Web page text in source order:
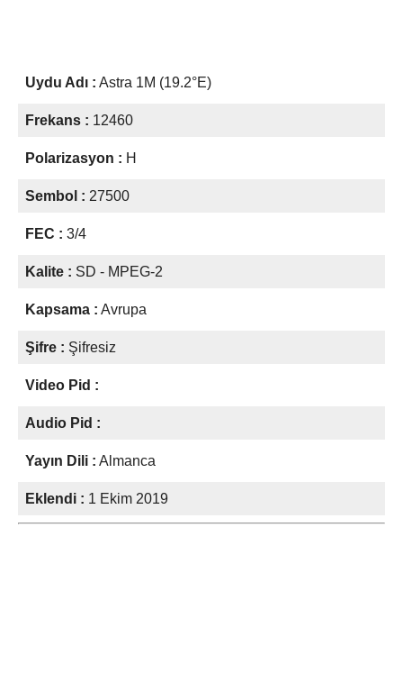
Uydu Adı : Astra 1M (19.2°E)
Frekans : 12460
Polarizasyon : H
Sembol : 27500
FEC : 3/4
Kalite : SD - MPEG-2
Kapsama : Avrupa
Şifre : Şifresiz
Video Pid :
Audio Pid :
Yayın Dili : Almanca
Eklendi : 1 Ekim 2019